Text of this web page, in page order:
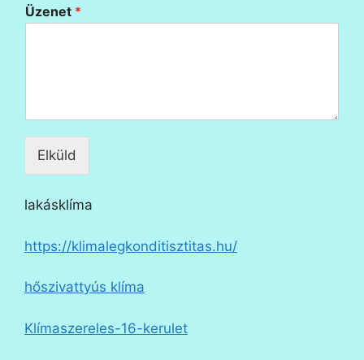
Üzenet *
Elküld
lakásklíma
https://klimalegkonditisztitas.hu/
hőszivattyús klíma
Klímaszereles-16-kerulet